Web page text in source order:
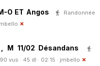
O ET Angos
Randonnée
11/02 Désandans
vus · 45 dl · 02:15 · jmbello